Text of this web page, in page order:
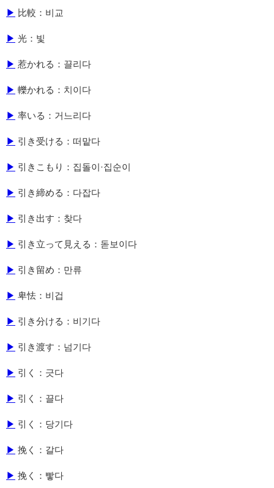
▶ 比較：비교
▶ 光：빛
▶ 惹かれる：끌리다
▶ 轢かれる：치이다
▶ 率いる：거느리다
▶ 引き受ける：떠맡다
▶ 引きこもり：집돌이·집순이
▶ 引き締める：다잡다
▶ 引き出す：찾다
▶ 引き立って見える：돋보이다
▶ 引き留め：만류
▶ 卑怯：비겁
▶ 引き分ける：비기다
▶ 引き渡す：넘기다
▶ 引く：긋다
▶ 引く：끌다
▶ 引く：당기다
▶ 挽く：갈다
▶ 挽く：빻다